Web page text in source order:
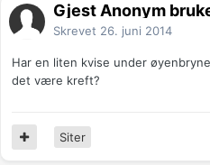
Gjest Anonym
Skrevet 26. juni 2014
Har en liten kvise under
det være kreft?
Siter